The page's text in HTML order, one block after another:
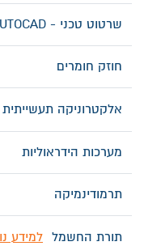
שרטוט טכני - AUTOCAD
חוזק חומרים
אלקטרוניקה תעשייתית
מערכות הידראוליות
תרמודינמיקה
תורת החשמל למידע